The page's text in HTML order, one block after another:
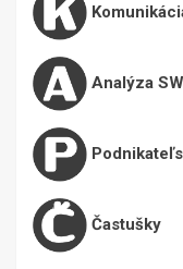
Analýza
Častušky